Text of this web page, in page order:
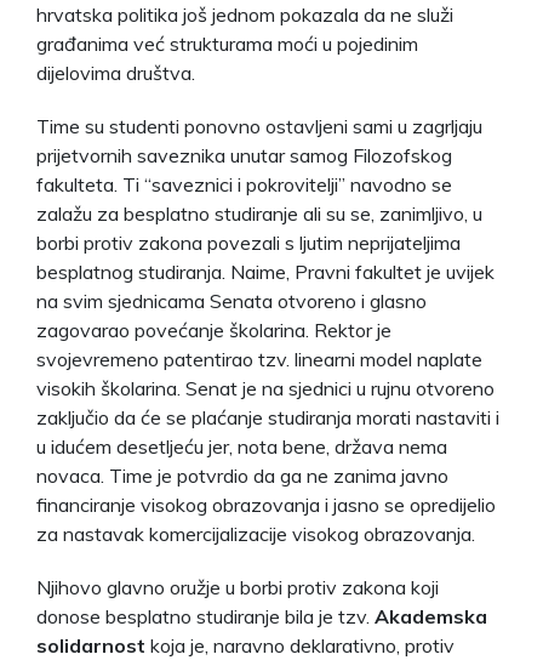
hrvatska politika još jednom pokazala da ne služi
građanima već strukturama moći u pojedinim
dijelovima društva.
Time su studenti ponovno ostavljeni sami u zagrljaju
prijetvornih saveznika unutar samog Filozofskog
fakulteta. Ti “saveznici i pokrovitelji” navodno se
zalažu za besplatno studiranje ali su se, zanimljivo, u
borbi protiv zakona povezali s ljutim neprijateljima
besplatnog studiranja. Naime, Pravni fakultet je uvijek
na svim sjednicama Senata otvoreno i glasno
zagovarao povećanje školarina. Rektor je
svojevremeno patentirao tzv. linearni model naplate
visokih školarina. Senat je na sjednici u rujnu otvoreno
zaključio da će se plaćanje studiranja morati nastaviti i
u idućem desetljeću jer, nota bene, država nema
novaca. Time je potvrdio da ga ne zanima javno
financiranje visokog obrazovanja i jasno se opredijelio
za nastavak komercijalizacije visokog obrazovanja.
Njihovo glavno oružje u borbi protiv zakona koji
donose besplatno studiranje bila je tzv. Akademska
solidarnost koja je, naravno deklarativno, protiv